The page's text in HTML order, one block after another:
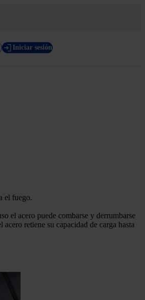
Iniciar sesión
el fuego.
el acero puede combarse y derrumbarse
retiene su capacidad de carga hasta